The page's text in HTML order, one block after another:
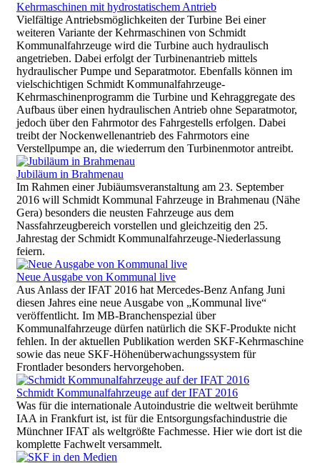
Kehrmaschinen mit hydrostatischem Antrieb
Vielfältige Antriebsmöglichkeiten der Turbine Bei einer
weiteren Variante der Kehrmaschinen von Schmidt
Kommunalfahrzeuge wird die Turbine auch hydraulisch
angetrieben. Dabei erfolgt der Turbinenantrieb mittels
hydraulischer Pumpe und Separatmotor. Ebenfalls können im
vielschichtigen Schmidt Kommunalfahrzeuge-
Kehrmaschinenprogramm die Turbine und Kehraggregate des
Aufbaus über einen hydraulischen Antrieb ohne Separatmotor,
jedoch über den Fahrmotor des Fahrgestells erfolgen. Dabei
treibt der Nockenwellenantrieb des Fahrmotors eine
Verstellpumpe an, die wiederrum den Turbinenmotor antreibt.
Jubiläum in Brahmenau
Im Rahmen einer Jubiäumsveranstaltung am 23. September
2016 will Schmidt Kommunal Fahrzeuge in Brahmenau (Nähe
Gera) besonders die neusten Fahrzeuge aus dem
Nassfahrzeugbereich vorstellen und gleichzeitig den 25.
Jahrestag der Schmidt Kommunalfahrzeuge-Niederlassung
feiern.
Neue Ausgabe von Kommunal live
Aus Anlass der IFAT 2016 hat Mercedes-Benz Anfang Juni
diesen Jahres eine neue Ausgabe von „Kommunal live“
veröffentlicht. Im MB-Branchenspezial über
Kommunalfahrzeuge dürfen natürlich die SKF-Produkte nicht
fehlen. In der aktuellen Publikation werden SKF-Kehrmaschine
sowie das neue SKF-Höhenüberwachungssystem für
Frontlader besonders hervorgehoben.
Schmidt Kommunalfahrzeuge auf der IFAT 2016
Was für die internationale Autoindustrie die weltweit berühmte
IAA in Frankfurt ist, ist für die Entsorgungsfachindustrie die
Münchner IFAT als weltgrößte Fachmesse. Hier wie dort ist die
komplette Fachwelt versammelt.